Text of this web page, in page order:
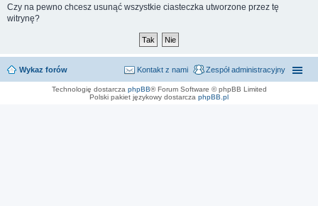
Czy na pewno chcesz usunąć wszystkie ciasteczka utworzone przez tę
witrynę?
Wykaz forów Zespół administracyjny
Kontakt z nami
Technologię dostarcza phpBB® Forum Software © phpBB Limited
Polski pakiet językowy dostarcza phpBB.pl